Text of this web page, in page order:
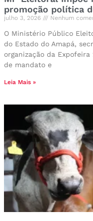
promoção política
julho 3, 2026 Nenhum
O Ministério Público
do Estado do Amapá,
organização da
de mandato e
Leia Mais »